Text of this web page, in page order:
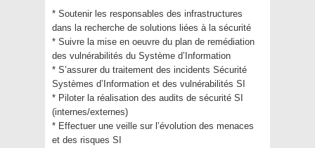
* Soutenir les responsables des infrastructures
dans la recherche de solutions liées à la sécurité
* Suivre la mise en oeuvre du plan de remédiation
des vulnérabilités du Système d’Information
* S’assurer du traitement des incidents Sécurité
Systèmes d’Information et des vulnérabilités SI
* Piloter la réalisation des audits de sécurité SI
(internes/externes)
* Effectuer une veille sur l’évolution des menaces
et des risques SI